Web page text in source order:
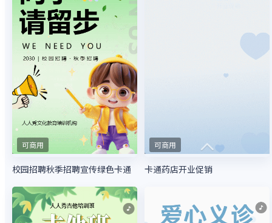
可商用
校园招聘秋季招聘宣传绿色卡通
可商用
卡通药店开业促销